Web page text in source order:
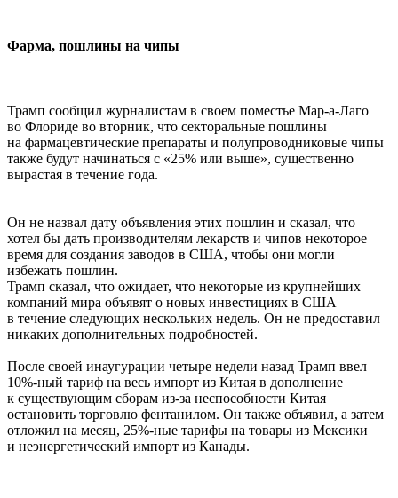
Фарма, пошлины на чипы
Трамп сообщил журналистам в своем поместье Мар-а-Лаго
во Флориде во вторник, что секторальные пошлины
на фармацевтические препараты и полупроводниковые чипы
также будут начинаться с «25% или выше», существенно
вырастая в течение года.
Он не назвал дату объявления этих пошлин и сказал, что
хотел бы дать производителям лекарств и чипов некоторое
время для создания заводов в США, чтобы они могли
избежать пошлин.
Трамп сказал, что ожидает, что некоторые из крупнейших
компаний мира объявят о новых инвестициях в США
в течение следующих нескольких недель. Он не предоставил
никаких дополнительных подробностей.
После своей инаугурации четыре недели назад Трамп ввел
10%-ный тариф на весь импорт из Китая в дополнение
к существующим сборам из-за неспособности Китая
остановить торговлю фентанилом. Он также объявил, а затем
отложил на месяц, 25%-ные тарифы на товары из Мексики
и неэнергетический импорт из Канады.